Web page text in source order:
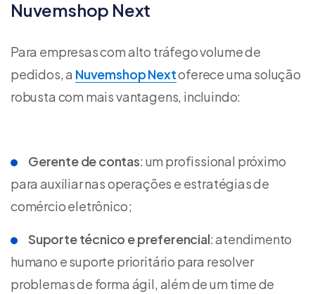
Nuvemshop Next
Para empresas com alto tráfego volume de
pedidos, a Nuvemshop Nextoferece uma solução
robusta com mais vantagens, incluindo:
Gerente de contas: um profissional próximo
para auxiliar nas operações e estratégias de
comércio eletrônico;
Suporte técnico e preferencial: atendimento
humano e suporte prioritário para resolver
problemas de forma ágil, além de um time de